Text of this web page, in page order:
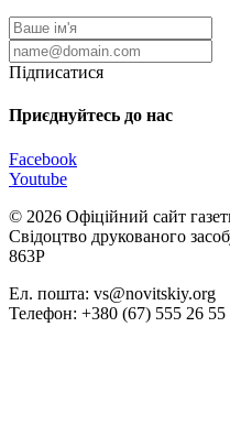
Підписатися
Приєднуйтесь до нас
Facebook
Youtube
© 2026 Офіційний сайт
Свідоцтво друкованого
863Р
Ел. пошта: vs@novitskiy.org
Телефон: +380 (67) 555 26 55